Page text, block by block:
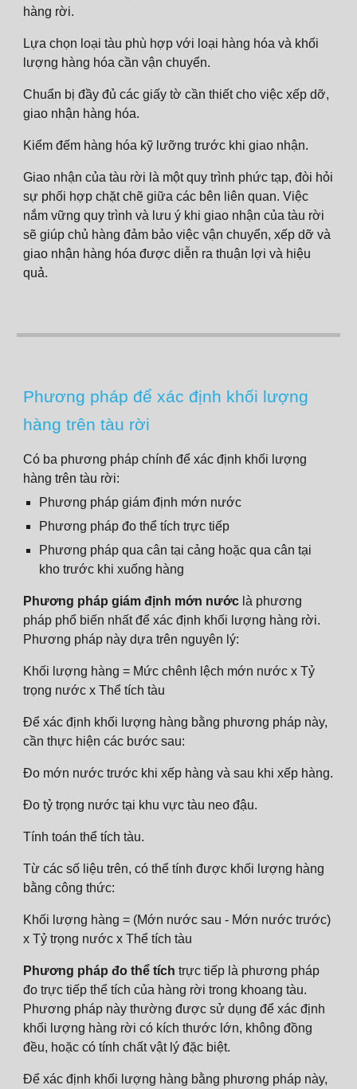
hàng rời.
Lựa chọn loại tàu phù hợp với loại hàng hóa và khối
lượng hàng hóa cần vận chuyển.
Chuẩn bị đầy đủ các giấy tờ cần thiết cho việc xếp dỡ,
giao nhận hàng hóa.
Kiểm đếm hàng hóa kỹ lưỡng trước khi giao nhận.
Giao nhận của tàu rời là một quy trình phức tạp, đòi hỏi
sự phối hợp chặt chẽ giữa các bên liên quan. Việc
nắm vững quy trình và lưu ý khi giao nhận của tàu rời
sẽ giúp chủ hàng đảm bảo việc vận chuyển, xếp dỡ và
giao nhận hàng hóa được diễn ra thuận lợi và hiệu
quả.
Phương pháp để xác định khối lượng
hàng trên tàu rời
Có ba phương pháp chính để xác định khối lượng
hàng trên tàu rời:
Phương pháp giám định mớn nước
Phương pháp đo thể tích trực tiếp
Phương pháp qua cân tại cảng hoặc qua cân tại
kho trước khi xuống hàng
Phương pháp giám định mớn nước là phương
pháp phổ biến nhất để xác định khối lượng hàng rời.
Phương pháp này dựa trên nguyên lý:
Khối lượng hàng = Mức chênh lệch mớn nước x Tỷ
trọng nước x Thể tích tàu
Để xác định khối lượng hàng bằng phương pháp này,
cần thực hiện các bước sau:
Đo mớn nước trước khi xếp hàng và sau khi xếp hàng.
Đo tỷ trọng nước tại khu vực tàu neo đậu.
Tính toán thể tích tàu.
Từ các số liệu trên, có thể tính được khối lượng hàng
bằng công thức:
Khối lượng hàng = (Mớn nước sau - Mớn nước trước)
x Tỷ trọng nước x Thể tích tàu
Phương pháp đo thể tích trực tiếp là phương pháp
đo trực tiếp thể tích của hàng rời trong khoang tàu.
Phương pháp này thường được sử dụng để xác định
khối lượng hàng rời có kích thước lớn, không đồng
đều, hoặc có tính chất vật lý đặc biệt.
Để xác định khối lượng hàng bằng phương pháp này,